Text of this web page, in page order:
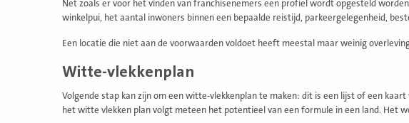
Net zoals er voor het vinden van franchisenemers een profiel wordt opgesteld
winkelpui, het aantal inwoners binnen een bepaalde reistijd, parkeergelegenheid,
Een locatie die niet aan de voorwaarden voldoet heeft meestal maar weinig
Witte-vlekkenplan
Volgende stap kan zijn om een witte-vlekkenplan te maken: dit is een lijst of een
het witte vlekken plan volgt meteen het potentieel van een formule in een land. Het